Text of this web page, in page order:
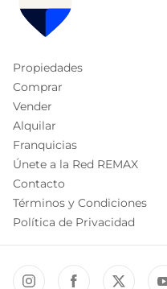
Propiedades
Comprar
Vender
Alquilar
Franquicias
Únete a la Red REMAX
Contacto
Términos y Condiciones
Política de Privacidad